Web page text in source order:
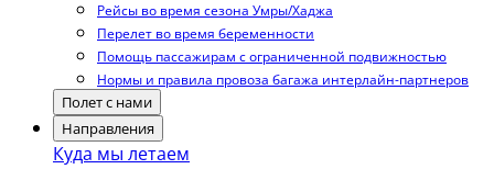
Рейсы во время сезона Умры/Хаджа
Перелет во время беременности
Помощь пассажирам с ограниченной подвижностью
Нормы и правила провоза багажа интерлайн-партнеров
Полет с нами
Направления
Куда мы летаем